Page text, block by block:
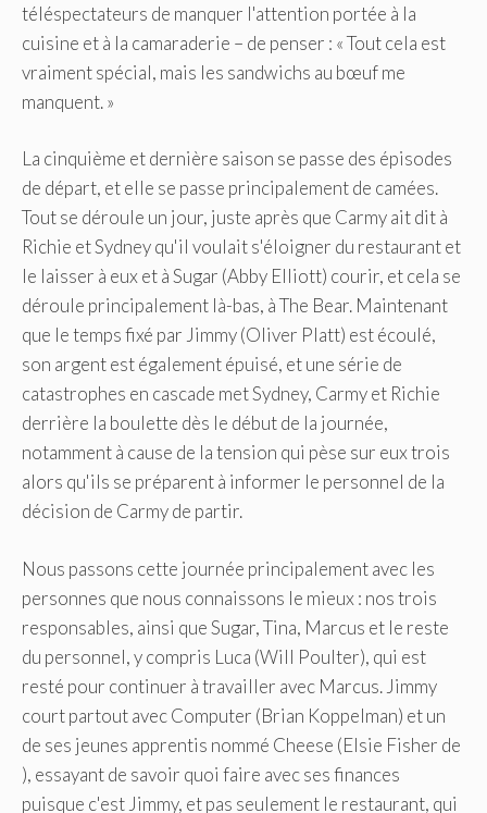
téléspectateurs de manquer l'attention portée à la
cuisine et à la camaraderie – de penser : « Tout cela est
vraiment spécial, mais les sandwichs au bœuf me
manquent. »
La cinquième et dernière saison se passe des épisodes
de départ, et elle se passe principalement de camées.
Tout se déroule un jour, juste après que Carmy ait dit à
Richie et Sydney qu'il voulait s'éloigner du restaurant et
le laisser à eux et à Sugar (Abby Elliott) courir, et cela se
déroule principalement là-bas, à The Bear. Maintenant
que le temps fixé par Jimmy (Oliver Platt) est écoulé,
son argent est également épuisé, et une série de
catastrophes en cascade met Sydney, Carmy et Richie
derrière la boulette dès le début de la journée,
notamment à cause de la tension qui pèse sur eux trois
alors qu'ils se préparent à informer le personnel de la
décision de Carmy de partir.
Nous passons cette journée principalement avec les
personnes que nous connaissons le mieux : nos trois
responsables, ainsi que Sugar, Tina, Marcus et le reste
du personnel, y compris Luca (Will Poulter), qui est
resté pour continuer à travailler avec Marcus. Jimmy
court partout avec Computer (Brian Koppelman) et un
de ses jeunes apprentis nommé Cheese (Elsie Fisher de
), essayant de savoir quoi faire avec ses finances
puisque c'est Jimmy, et pas seulement le restaurant, qui